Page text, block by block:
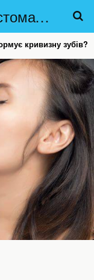
Стоматолог Сумы, стоматологические клиники Сумы, детская стоматология в Сумах. | Частная стоматология Сумы
кривизну зубів?